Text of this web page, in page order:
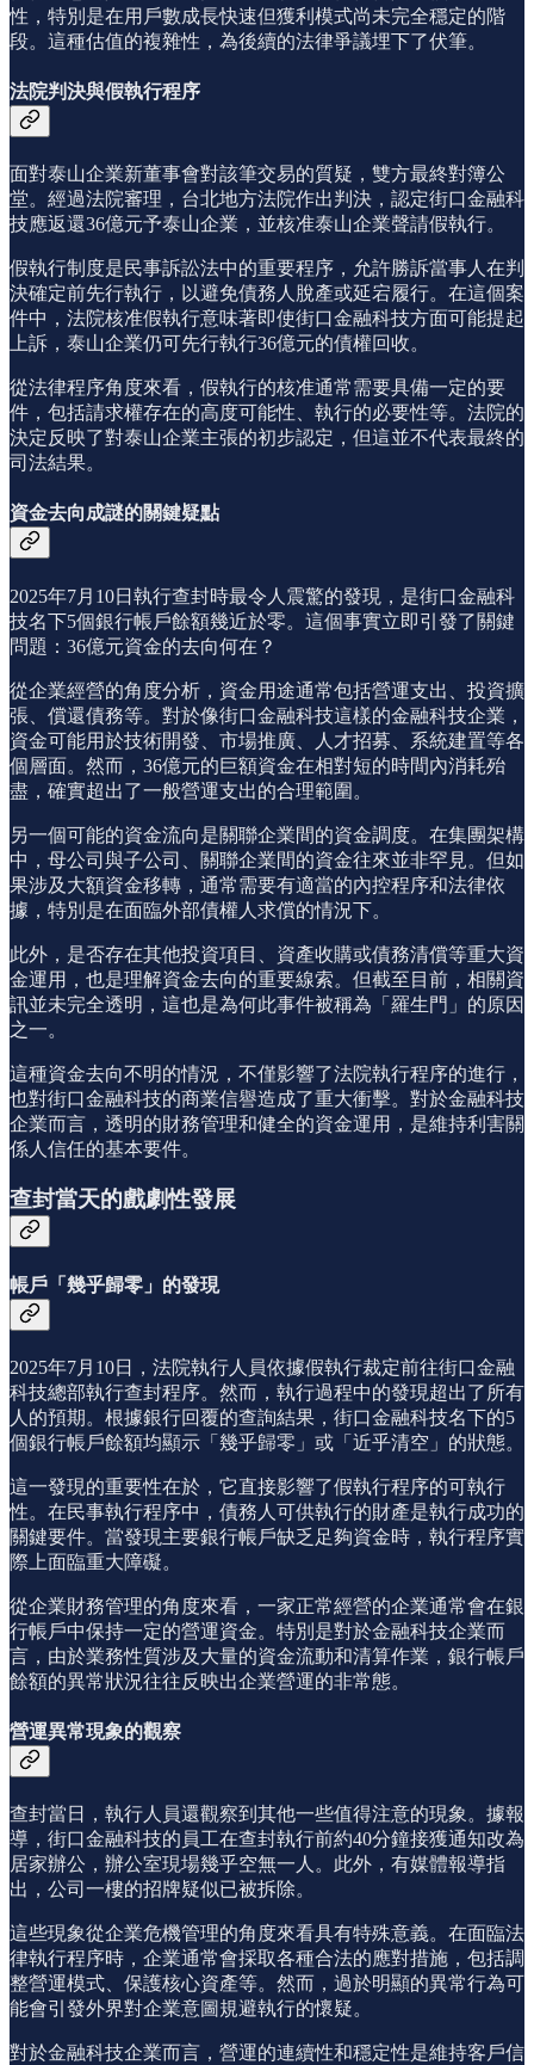
性，特別是在用戶數成長快速但獲利模式尚未完全穩定的階
段。這種估值的複雜性，為後續的法律爭議埋下了伏筆。
法院判決與假執行程序
面對泰山企業新董事會對該筆交易的質疑，雙方最終對簿公
堂。經過法院審理，台北地方法院作出判決，認定街口金融科
技應返還36億元予泰山企業，並核准泰山企業聲請假執行。
假執行制度是民事訴訟法中的重要程序，允許勝訴當事人在判
決確定前先行執行，以避免債務人脫產或延宕履行。在這個案
件中，法院核准假執行意味著即使街口金融科技方面可能提起
上訴，泰山企業仍可先行執行36億元的債權回收。
從法律程序角度來看，假執行的核准通常需要具備一定的要
件，包括請求權存在的高度可能性、執行的必要性等。法院的
決定反映了對泰山企業主張的初步認定，但這並不代表最終的
司法結果。
資金去向成謎的關鍵疑點
2025年7月10日執行查封時最令人震驚的發現，是街口金融科
技名下5個銀行帳戶餘額幾近於零。這個事實立即引發了關鍵
問題：36億元資金的去向何在？
從企業經營的角度分析，資金用途通常包括營運支出、投資擴
張、償還債務等。對於像街口金融科技這樣的金融科技企業，
資金可能用於技術開發、市場推廣、人才招募、系統建置等各
個層面。然而，36億元的巨額資金在相對短的時間內消耗殆
盡，確實超出了一般營運支出的合理範圍。
另一個可能的資金流向是關聯企業間的資金調度。在集團架構
中，母公司與子公司、關聯企業間的資金往來並非罕見。但如
果涉及大額資金移轉，通常需要有適當的內控程序和法律依
據，特別是在面臨外部債權人求償的情況下。
此外，是否存在其他投資項目、資產收購或債務清償等重大資
金運用，也是理解資金去向的重要線索。但截至目前，相關資
訊並未完全透明，這也是為何此事件被稱為「羅生門」的原因
之一。
這種資金去向不明的情況，不僅影響了法院執行程序的進行，
也對街口金融科技的商業信譽造成了重大衝擊。對於金融科技
企業而言，透明的財務管理和健全的資金運用，是維持利害關
係人信任的基本要件。
查封當天的戲劇性發展
帳戶「幾乎歸零」的發現
2025年7月10日，法院執行人員依據假執行裁定前往街口金融
科技總部執行查封程序。然而，執行過程中的發現超出了所有
人的預期。根據銀行回覆的查詢結果，街口金融科技名下的5
個銀行帳戶餘額均顯示「幾乎歸零」或「近乎清空」的狀態。
這一發現的重要性在於，它直接影響了假執行程序的可執行
性。在民事執行程序中，債務人可供執行的財產是執行成功的
關鍵要件。當發現主要銀行帳戶缺乏足夠資金時，執行程序實
際上面臨重大障礙。
從企業財務管理的角度來看，一家正常經營的企業通常會在銀
行帳戶中保持一定的營運資金。特別是對於金融科技企業而
言，由於業務性質涉及大量的資金流動和清算作業，銀行帳戶
餘額的異常狀況往往反映出企業營運的非常態。
營運異常現象的觀察
查封當日，執行人員還觀察到其他一些值得注意的現象。據報
導，街口金融科技的員工在查封執行前約40分鐘接獲通知改為
居家辦公，辦公室現場幾乎空無一人。此外，有媒體報導指
出，公司一樓的招牌疑似已被拆除。
這些現象從企業危機管理的角度來看具有特殊意義。在面臨法
律執行程序時，企業通常會採取各種合法的應對措施，包括調
整營運模式、保護核心資產等。然而，過於明顯的異常行為可
能會引發外界對企業意圖規避執行的懷疑。
對於金融科技企業而言，營運的連續性和穩定性是維持客戶信